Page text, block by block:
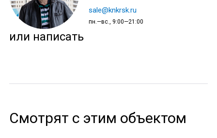
sale@knkrsk.ru
пн.—вс., 9:00—21:00
или написать
Смотрят с этим объектом